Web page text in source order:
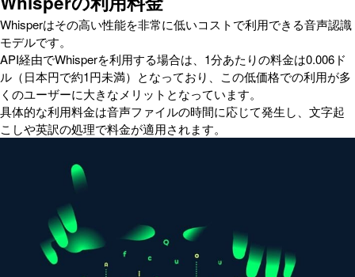
Whisperはその高い性能を非常に低いコストで利用できる音声認識
モデルです。
API経由でWhisperを利用する場合は、1分あたりの料金は0.006ド
ル（日本円で約1円未満）となっており、この低価格での利用が多
くのユーザーに大きなメリットとなっています。
具体的な利用料金は音声ファイルの時間に応じて発生し、文字起
こしや英訳の処理で料金が適用されます。